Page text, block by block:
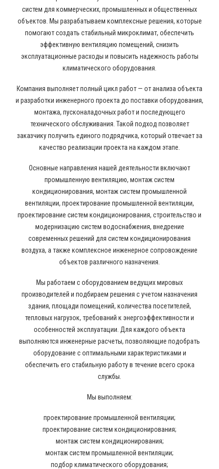
систем для коммерческих, промышленных и общественных
объектов. Мы разрабатываем комплексные решения, которые
помогают создать стабильный микроклимат, обеспечить
эффективную вентиляцию помещений, снизить
эксплуатационные расходы и повысить надежность работы
климатического оборудования.
Компания выполняет полный цикл работ — от анализа объекта
и разработки инженерного проекта до поставки оборудования,
монтажа, пусконаладочных работ и последующего
технического обслуживания. Такой подход позволяет
заказчику получить единого подрядчика, который отвечает за
качество реализации проекта на каждом этапе.
Основные направления нашей деятельности включают
промышленную вентиляцию, монтаж систем
кондиционирования, монтаж систем промышленной
вентиляции, проектирование промышленной вентиляции,
проектирование систем кондиционирования, строительство и
модернизацию систем водоснабжения, внедрение
современных решений для систем кондиционирования
воздуха, а также комплексное инженерное сопровождение
объектов различного назначения.
Мы работаем с оборудованием ведущих мировых
производителей и подбираем решения с учетом назначения
здания, площади помещений, количества посетителей,
тепловых нагрузок, требований к энергоэффективности и
особенностей эксплуатации. Для каждого объекта
выполняются инженерные расчеты, позволяющие подобрать
оборудование с оптимальными характеристиками и
обеспечить его стабильную работу в течение всего срока
службы.
Мы выполняем:
проектирование промышленной вентиляции;
проектирование систем кондиционирования;
монтаж систем кондиционирования;
монтаж систем промышленной вентиляции;
подбор климатического оборудования;